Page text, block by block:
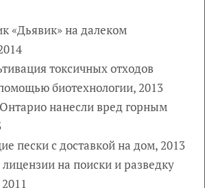
«Дьявик» на далеком
токсичных отходов
биотехнологии, 2013
нанесли вред горным
пески с доставкой на дом, 2013
на поиски и разведку